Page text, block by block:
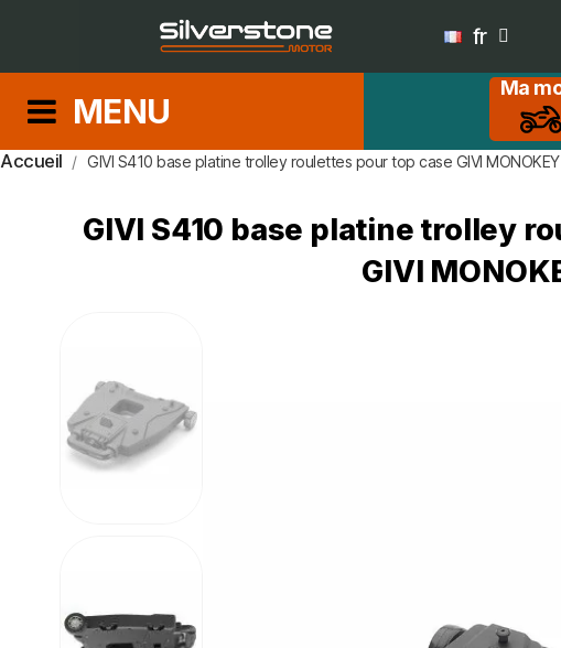
fr
MENU
Ma
Accueil GIVI S410 base platine trolley roulettes pour top case GIVI MONOKEY
GIVI S410 base platine trolley
GIVI